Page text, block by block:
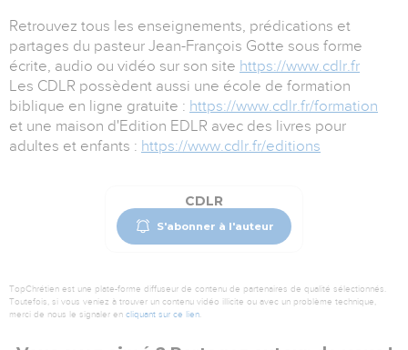
Retrouvez tous les enseignements, prédications et
partages du pasteur Jean-François Gotte sous forme
écrite, audio ou vidéo sur son site https://www.cdlr.fr
Les CDLR possèdent aussi une école de formation
biblique en ligne gratuite : https://www.cdlr.fr/formation
et une maison d'Edition EDLR avec des livres pour
adultes et enfants : https://www.cdlr.fr/editions
CDLR
S'abonner à l'auteur
TopChrétien est une plate-forme diffuseur de contenu de partenaires de qualité sélectionnés.
Toutefois, si vous veniez à trouver un contenu vidéo illicite ou avec un problème technique,
merci de nous le signaler en cliquant sur ce lien.